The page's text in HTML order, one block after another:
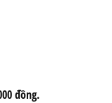
đồng.